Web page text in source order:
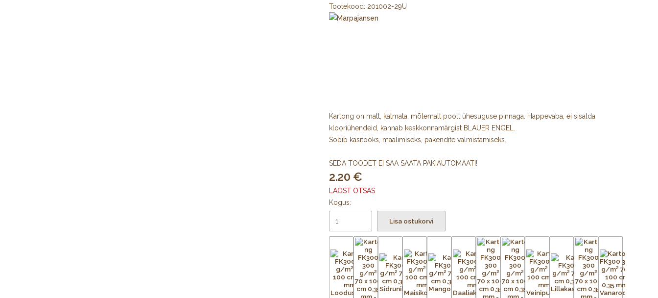
Tootekood: 201002-29U
Kartong on matt, katmata, mõlemalt poolt ühesuguse pinnaga. Happevaba, ei sisalda
klooriühendeid, kannab keskkonnamärgist BLAUER ENGEL.
Sobib käsitööks, maalimiseks, pakendite valmistamiseks.
SEDA TOODET EI SAA SAATA PAKIAUTOMAATI!
2.20
LAOST OTSAS
Kogus:
Lisa ostukorvi